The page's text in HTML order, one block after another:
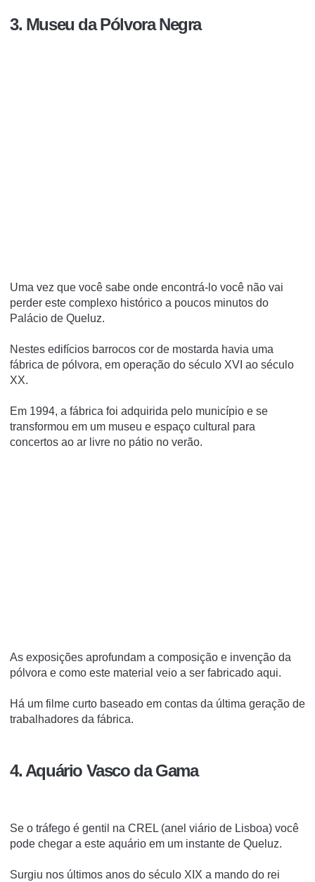
3. Museu da Pólvora Negra
Uma vez que você sabe onde encontrá-lo você não vai
perder este complexo histórico a poucos minutos do
Palácio de Queluz.
Nestes edifícios barrocos cor de mostarda havia uma
fábrica de pólvora, em operação do século XVI ao século
XX.
Em 1994, a fábrica foi adquirida pelo município e se
transformou em um museu e espaço cultural para
concertos ao ar livre no pátio no verão.
As exposições aprofundam a composição e invenção da
pólvora e como este material veio a ser fabricado aqui.
Há um filme curto baseado em contas da última geração de
trabalhadores da fábrica.
4. Aquário Vasco da Gama
Se o tráfego é gentil na CREL (anel viário de Lisboa) você
pode chegar a este aquário em um instante de Queluz.
Surgiu nos últimos anos do século XIX a mando do rei